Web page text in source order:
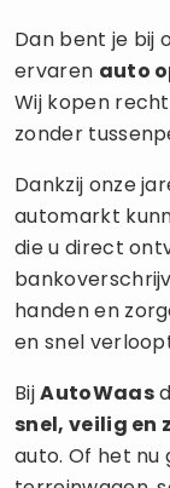
Dan bent je bij
ervaren auto
Wij kopen
zonder
Dankzij onze
automarkt
die u direct
handen en
en snel
BijAutoWaas
snel, veilig en
auto. Of het